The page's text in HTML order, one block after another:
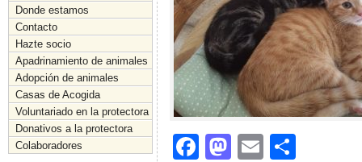
Donde estamos
Contacto
Hazte socio
Apadrinamiento de animales
Adopción de animales
Casas de Acogida
Voluntariado en la protectora
Donativos a la protectora
Colaboradores
F
M
E